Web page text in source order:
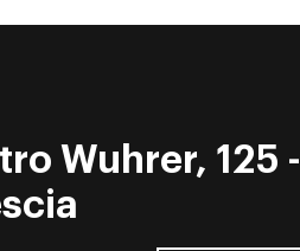
Wuhrer, 125 -